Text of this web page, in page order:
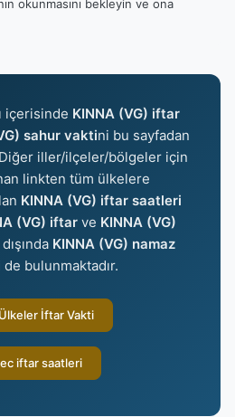
okunmasını bekleyin ve ona
içerisinde KINNA (VG) iftar
sahur vaktini bu sayfadan
iller/ilçeler/bölgeler için
linkten tüm ülkelere
KINNA (VG) iftar saatleri
(VG) iftarve KINNA (VG)
KINNA (VG) namaz
de bulunmaktadır.
İftar Vakti
iftar saatleri